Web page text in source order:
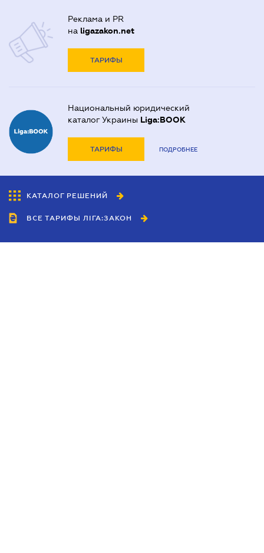
Реклама и PR
на ligazakon.net
ТАРИФЫ
Национальный юридический
каталог Украины Liga:BOOK
ТАРИФЫ ПОДРОБНЕЕ
КАТАЛОГ РЕШЕНИЙ
ВСЕ ТАРИФЫ ЛІГА:ЗАКОН